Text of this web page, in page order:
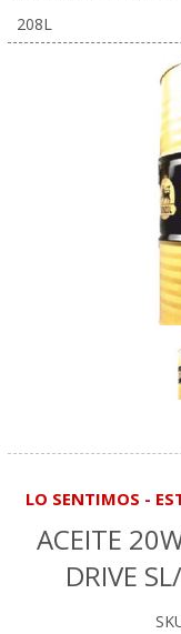
208L
LO SENTIMOS -
ACEITE
DRIVE